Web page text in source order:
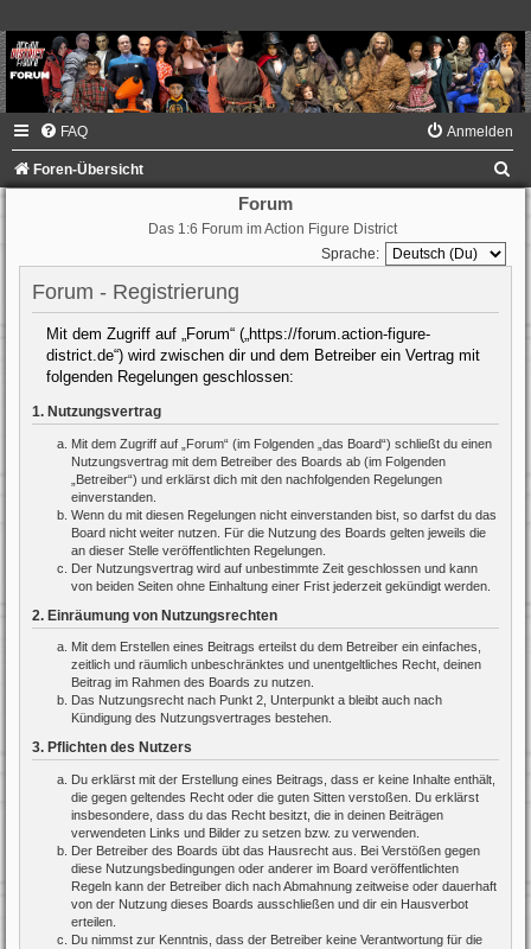
FAQ Anmelden
Foren-Übersicht
Forum
Das 1:6 Forum im Action Figure District
Sprache:
Forum - Registrierung
Mit dem Zugriff auf „Forum“ („https://forum.action-figure-
district.de“) wird zwischen dir und dem Betreiber ein Vertrag mit
folgenden Regelungen geschlossen:
1. Nutzungsvertrag
Mit dem Zugriff auf „Forum“ (im Folgenden „das Board“) schließt du einen
Nutzungsvertrag mit dem Betreiber des Boards ab (im Folgenden
„Betreiber“) und erklärst dich mit den nachfolgenden Regelungen
einverstanden.
Wenn du mit diesen Regelungen nicht einverstanden bist, so darfst du das
Board nicht weiter nutzen. Für die Nutzung des Boards gelten jeweils die
an dieser Stelle veröffentlichten Regelungen.
Der Nutzungsvertrag wird auf unbestimmte Zeit geschlossen und kann
von beiden Seiten ohne Einhaltung einer Frist jederzeit gekündigt werden.
2. Einräumung von Nutzungsrechten
Mit dem Erstellen eines Beitrags erteilst du dem Betreiber ein einfaches,
zeitlich und räumlich unbeschränktes und unentgeltliches Recht, deinen
Beitrag im Rahmen des Boards zu nutzen.
Das Nutzungsrecht nach Punkt 2, Unterpunkt a bleibt auch nach
Kündigung des Nutzungsvertrages bestehen.
3. Pflichten des Nutzers
Du erklärst mit der Erstellung eines Beitrags, dass er keine Inhalte enthält,
die gegen geltendes Recht oder die guten Sitten verstoßen. Du erklärst
insbesondere, dass du das Recht besitzt, die in deinen Beiträgen
verwendeten Links und Bilder zu setzen bzw. zu verwenden.
Der Betreiber des Boards übt das Hausrecht aus. Bei Verstößen gegen
diese Nutzungsbedingungen oder anderer im Board veröffentlichten
Regeln kann der Betreiber dich nach Abmahnung zeitweise oder dauerhaft
von der Nutzung dieses Boards ausschließen und dir ein Hausverbot
erteilen.
Du nimmst zur Kenntnis, dass der Betreiber keine Verantwortung für die